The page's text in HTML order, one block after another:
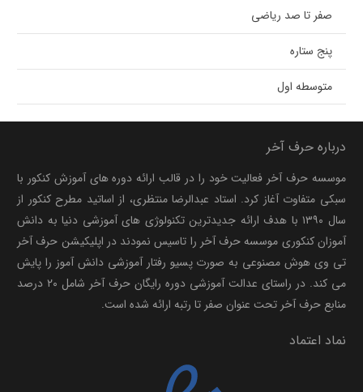
صفر تا صد ریاضی
پنج ستاره
متوسطه اول
درباره حرف آخر
موسسه حرف آخر فعالیت خود را در قالب ارائه دوره های آموزش کنکور با
سبکی متفاوت آغاز کرد. استاد عبدالرضا منتظری، از اساتید مطرح کنکور از
سال ۱۳۹۰ با هدف ارائه جدیدترین تکنولوژی های آموزشی دنیا به دانش
آموزان کنکوری موسسه حرف آخر را تاسیس نمودند در اپلیکیشن حرف آخر
تی وی هوش مصنوعی به صورت پسیو رفتار آموزشی دانش آموز را پایش
می کند. در راستای عدالت آموزشی دوره رایگان حرف آخر شامل ۲۰ درصد
منابع حرف آخر تحت عنوان صفر تا رتبه ارائه شده است.
نماد اعتماد